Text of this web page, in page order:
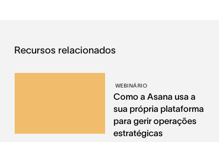
Recursos relacionados
WEBINÁRIO
Como a Asana usa a
sua própria plataforma
para gerir operações
estratégicas